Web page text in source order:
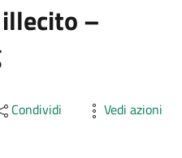
–
Condividi Vedi azioni